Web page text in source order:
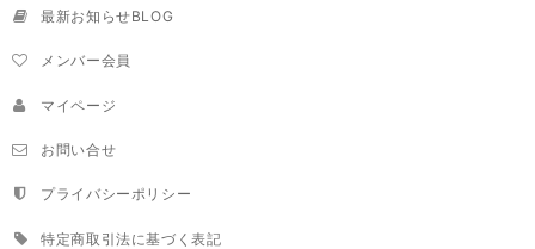
最新お知らせBLOG
メンバー会員
マイページ
お問い合せ
プライバシーポリシー
特定商取引法に基づく表記